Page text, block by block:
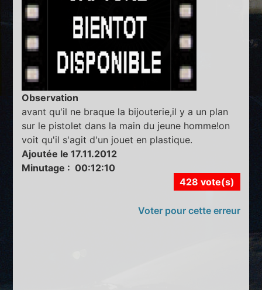
Observation
avant qu'il ne braque la bijouterie,il y a un plan
sur le pistolet dans la main du jeune homme!on
voit qu'il s'agit d'un jouet en plastique.
Ajoutée le 17.11.2012
Minutage : 00:12:10
428 vote(s)
Voter pour cette erreur